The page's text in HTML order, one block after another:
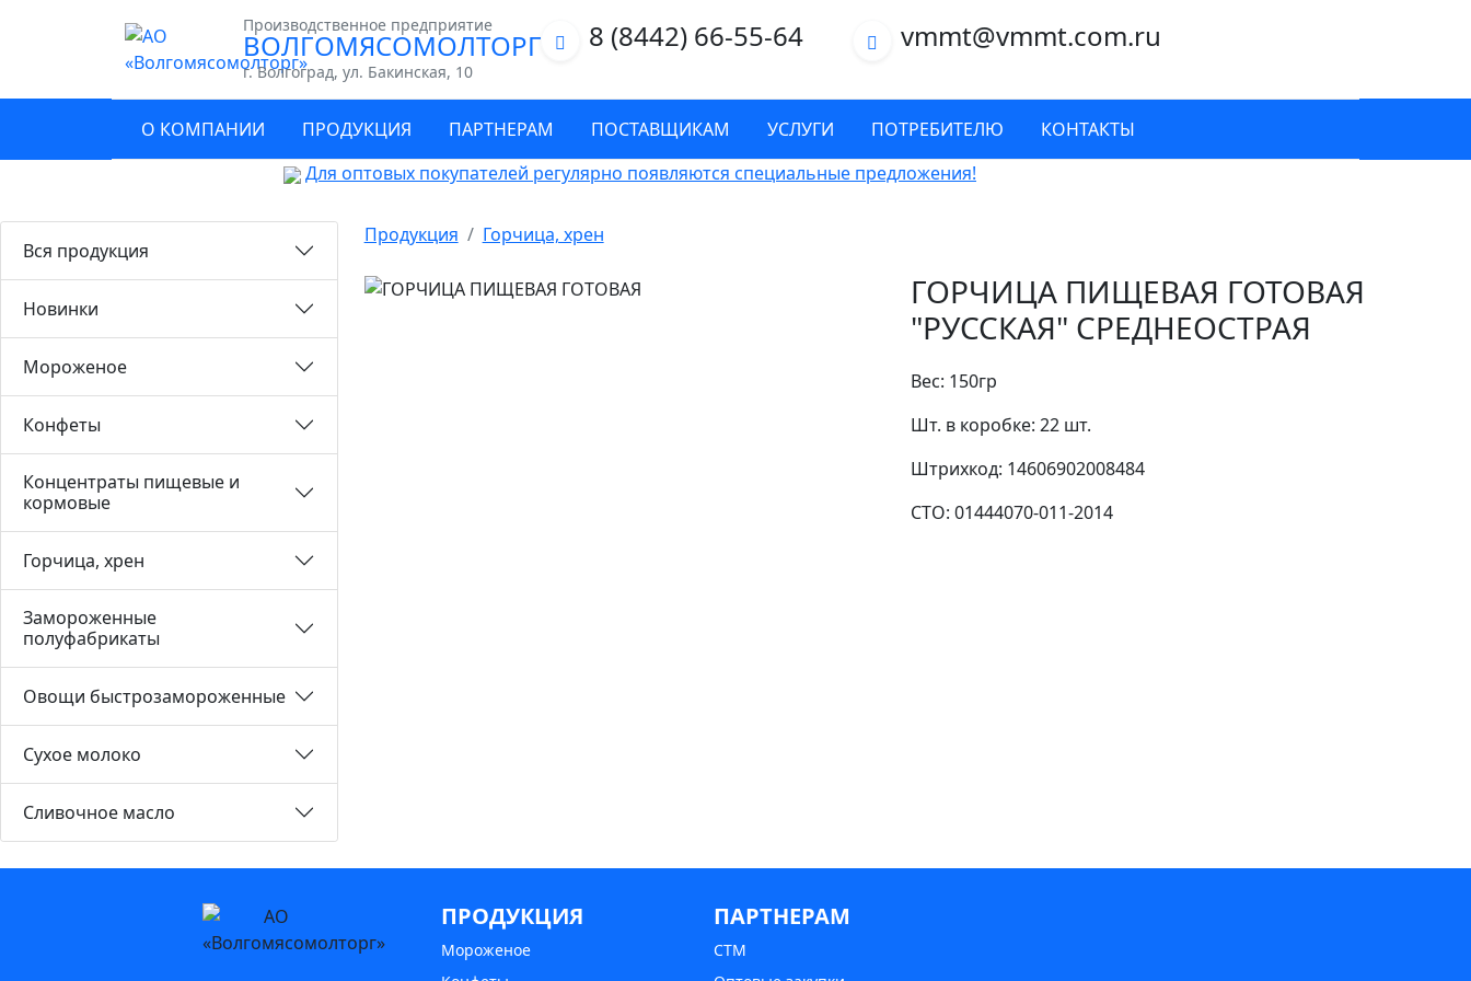
Производственное предприятие
ВОЛГОМЯСОМОЛТОРГ
г. Волгоград, ул. Бакинская, 10
8 (8442) 66-55-64 vmmt@vmmt.com.ru
О КОМПАНИИ ПРОДУКЦИЯ ПАРТНЕРАМ ПОСТАВЩИКАМ УСЛУГИ ПОТРЕБИТЕЛЮ
КОНТАКТЫ
Для оптовых покупателей регулярно появляются специальные предложения!
Вся продукция
Новинки
Мороженое
Конфеты
Концентраты пищевые и
кормовые
Горчица, хрен
Замороженные
полуфабрикаты
Овощи быстрозамороженные
Сухое молоко
Сливочное масло
Продукция Горчица, хрен
ГОРЧИЦА ПИЩЕВАЯ ГОТОВАЯ
"РУССКАЯ" СРЕДНЕОСТРАЯ
Вес: 150гр
Шт. в коробке: 22 шт.
Штрихкод: 14606902008484
СТО: 01444070-011-2014
ПРОДУКЦИЯ
Мороженое
ПАРТНЕРАМ
СТМ